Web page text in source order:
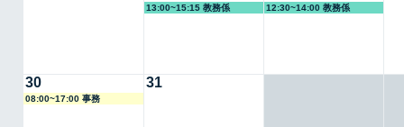
13:00~15:15 教務係 12:30~14:00 教務係
30
08:00~17:00 事務
31